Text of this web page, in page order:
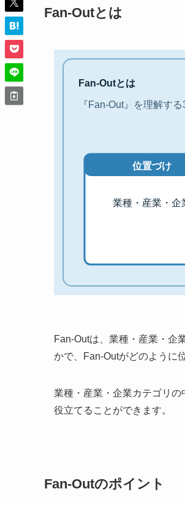
Fan-Outとは
Fan-Outとは
『Fan-Out』を理解す
位置づけ
業種・産業・企
Fan-Outは、業種・産業・企
かで、Fan-Outがどのように
業種・産業・企業カテゴリ
役立てることができます。
Fan-Outのポイント